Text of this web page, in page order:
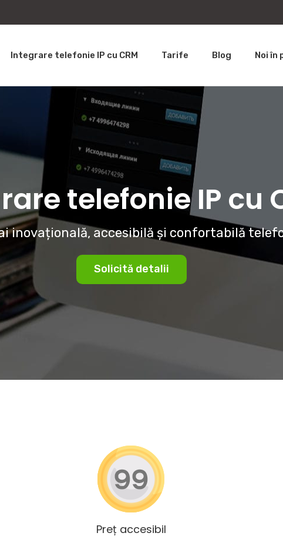
Integrare telefonie IP cu CRM Tarife Blog Noi în
telefonie IP cu
inovațională, accesibilă și confortabilă
Solicită detalii
Preț accesibil